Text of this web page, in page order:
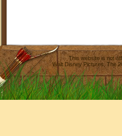
This website is not
Walt Disney Pictures,The